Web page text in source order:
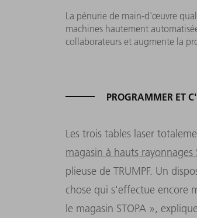
La pénurie de main-d'œuvre
machines hautement
collaborateurs et augmente la
PROGRAMMER ET
Les trois tables laser
magasin à hauts rayonnages
plieuse de TRUMPF. Un
chose qui s'effectue encore
le magasin STOPA »,